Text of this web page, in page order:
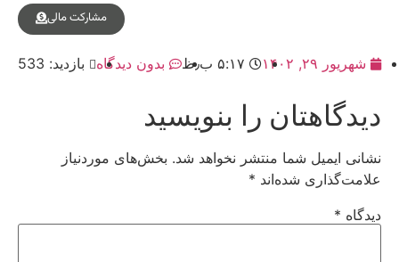
مشارکت مالی
شهریور ۲۹, ۱۴۰۲ ۵:۱۷ ب٫ظ بدون دیدگاه بازدید: 533
دیدگاهتان را بنویسید
نشانی ایمیل شما منتشر نخواهد شد. بخش‌های موردنیاز
علامت‌گذاری شده‌اند *
دیدگاه *